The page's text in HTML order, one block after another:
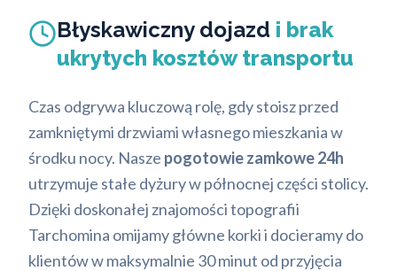
Błyskawiczny dojazd i brak
ukrytych kosztów transportu
Czas odgrywa kluczową rolę, gdy stoisz przed
zamkniętymi drzwiami własnego mieszkania w
środku nocy. Nasze pogotowie zamkowe 24h
utrzymuje stałe dyżury w północnej części stolicy.
Dzięki doskonałej znajomości topografii
Tarchomina omijamy główne korki i docieramy do
klientów w maksymalnie 30 minut od przyjęcia